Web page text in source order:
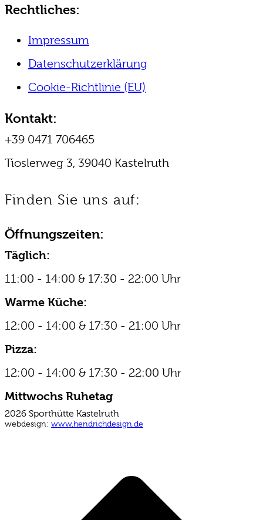
Rechtliches:
Impressum
Datenschutzerklärung
Cookie-Richtlinie (EU)
Kontakt:
+39 0471 706465
Tioslerweg 3, 39040 Kastelruth
Finden Sie uns auf:
Facebook
page
opens
in
window
Instagram
page
opens
in
window
E-
Mail
page
opens
new
Öffnungszeiten:
Täglich:
11:00 - 14:00 & 17:30 - 22:00 Uhr
Warme Küche:
12:00 - 14:00 & 17:30 - 21:00 Uhr
Pizza:
12:00 - 14:00 & 17:30 - 22:00 Uhr
Mittwochs Ruhetag
2026 Sporthütte Kastelruth
webdesign: www.hendrichdesign.de